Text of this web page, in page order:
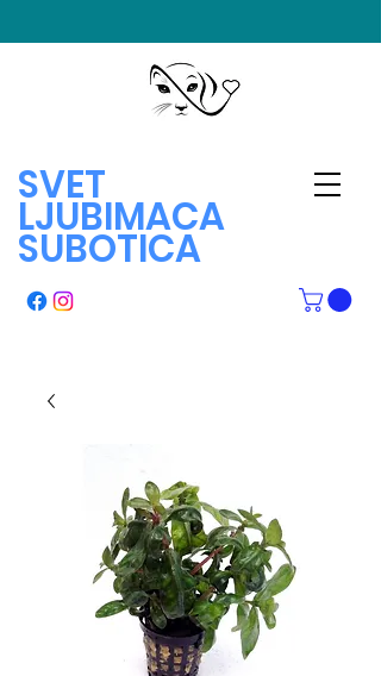
SVET
LJUBIMACA
SUBOTICA